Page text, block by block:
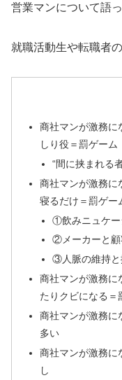
営業マンについて語っ
就職活動生や転職者
商社マンが激務
しり役＝罰ゲーム
“間に挟まれる
商社マンが激務
寝るだけ＝罰ゲー
①飲みニュケー
②メーカーと顧
③人脈の維持と
商社マンが激務
たりクビになる＝
商社マンが激務
多い
商社マンが激務
し